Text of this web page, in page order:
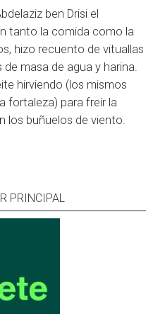
ben Drisi el
tanto la comida como la
hizo recuento de vituallas
masa de agua y harina.
hirviendo (los mismos
fortaleza) para freír la
los buñuelos de viento.
PRINCIPAL